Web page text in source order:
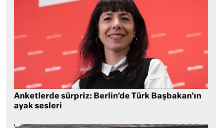
Anketlerde sürpriz: Berlin’de Türk Başbakan’ın
ayak sesleri